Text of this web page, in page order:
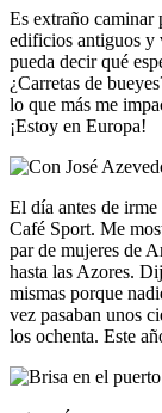
Es extraño caminar
edificios antiguos y
pueda decir qué
¿Carretas de
lo que más me
¡Estoy en Europa!
El día antes de
Café Sport. Me
par de mujeres de
hasta las Azores.
mismas porque
vez pasaban unos
los ochenta. Este